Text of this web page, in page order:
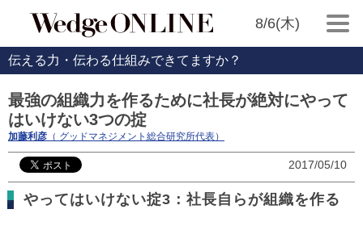
8/6(木)
伝える力・伝わる仕組みできてますか？
最強の組織力を作るために社長が絶対にやって
はいけない3つの掟
加藤利彦 （ グッドマネジメント総合研究所代表）
2017/05/10
やってはいけない掟3：社長自らが組織を作る